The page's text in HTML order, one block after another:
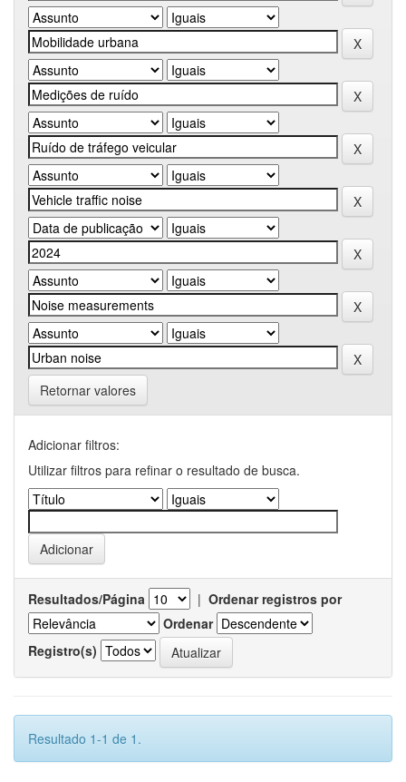
Retornar valores
Adicionar filtros:
Utilizar filtros para refinar o resultado de busca.
Resultados/Página | Ordenar registros por
Ordenar
Registro(s)
Resultado 1-1 de 1.